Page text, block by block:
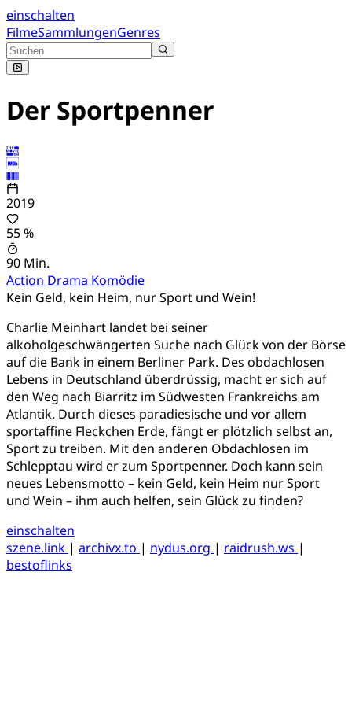
einschalten
FilmeSammlungenGenres
Der Sportpenner
2019
55 %
90 Min.
Action Drama Komödie
Kein Geld, kein Heim, nur Sport und Wein!
Charlie Meinhart landet bei seiner
alkoholgeschwängerten Suche nach Glück von der Börse
auf die Bank in einem Berliner Park. Des obdachlosen
Lebens in Deutschland überdrüssig, macht er sich auf
den Weg nach Biarritz im Südwesten Frankreichs am
Atlantik. Durch dieses paradiesische und vor allem
sportaffine Fleckchen Erde, fängt er plötzlich selbst an,
Sport zu treiben. Mit den anderen Obdachlosen im
Schlepptau wird er zum Sportpenner. Doch kann sein
neues Lebensmotto – kein Geld, kein Heim nur Sport
und Wein – ihm auch helfen, sein Glück zu finden?
einschalten
szene.link | archivx.to | nydus.org | raidrush.ws |
bestoflinks